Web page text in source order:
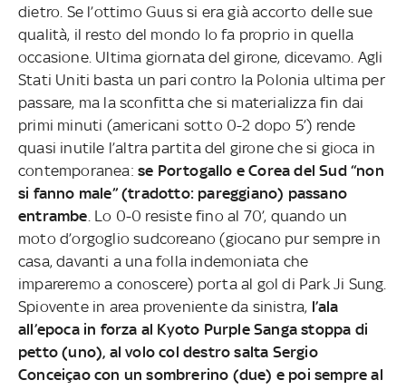
dietro. Se l’ottimo Guus si era già accorto delle sue
qualità, il resto del mondo lo fa proprio in quella
occasione. Ultima giornata del girone, dicevamo. Agli
Stati Uniti basta un pari contro la Polonia ultima per
passare, ma la sconfitta che si materializza fin dai
primi minuti (americani sotto 0-2 dopo 5’) rende
quasi inutile l’altra partita del girone che si gioca in
contemporanea: se Portogallo e Corea del Sud “non
si fanno male” (tradotto: pareggiano) passano
entrambe. Lo 0-0 resiste fino al 70’, quando un
moto d’orgoglio sudcoreano (giocano pur sempre in
casa, davanti a una folla indemoniata che
impareremo a conoscere) porta al gol di Park Ji Sung.
Spiovente in area proveniente da sinistra, l’ala
all’epoca in forza al Kyoto Purple Sanga stoppa di
petto (uno), al volo col destro salta Sergio
Conceiçao con un sombrerino (due) e poi sempre al